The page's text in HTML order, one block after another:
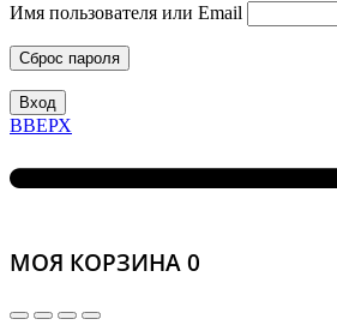
Имя пользователя или Email
Сброс пароля
Вход
ВВЕРХ
МОЯ КОРЗИНА 0